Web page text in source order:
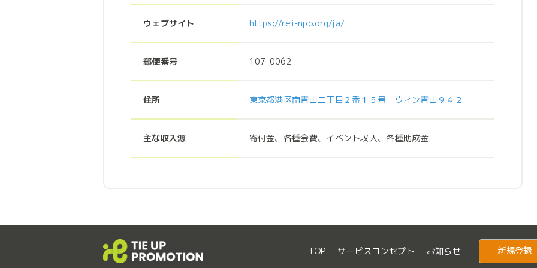
ウェブサイト https://rei-npo.org/ja/
郵便番号 107-0062
住所 東京都港区南青山二丁目２番１５号 ウィン青山９４２
主な収入源 寄付金、各種会費、イベント収入、各種助成金
TOP サービスコンセプト お知らせ 新規登録